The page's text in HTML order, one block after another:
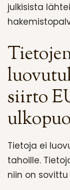
julkisista
siirto
Tietoja ei
tahoille.
niin on